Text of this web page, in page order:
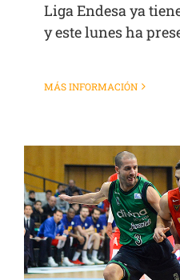
Liga Endesa ya
y este lunes ha
MÁS INFORMACIÓN